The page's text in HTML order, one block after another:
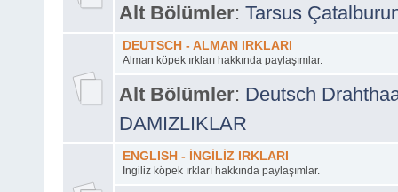
Alt Bölümler: Tarsus
DEUTSCH - ALMAN IRKLARI
Alman köpek ırkları hakkında paylaşımlar.
Alt Bölümler: Deutsch
DAMIZLIKLAR
ENGLISH - İNGİLİZ IRKLARI
İngiliz köpek ırkları hakkında paylaşımlar.